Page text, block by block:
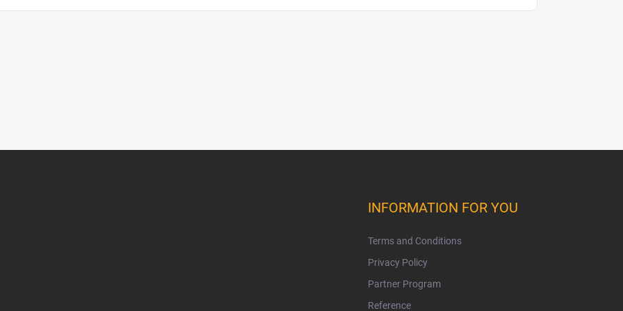
INFORMATION FOR YOU
Terms and Conditions
Privacy Policy
Partner Program
Reference